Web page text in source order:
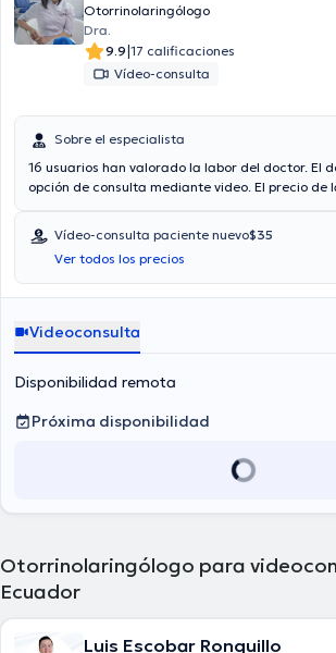
Otorrinolaringólogo
Dra.
9.9|17 calificaciones
Vídeo-consulta
Sobre el especialista
16 usuarios han valorado la labor del doctor. El
opción de consulta mediante video. El precio de
abarca todo lo relacionado con Vertigo,
Sinusitis, Alergias nasales.
Vídeo-consulta paciente nuevo$35
Ver todos los precios
Videoconsulta
Disponibilidad remota
Próxima disponibilidad
Otorrinolaringólogo para
Ecuador
Luis Escobar Ronquillo